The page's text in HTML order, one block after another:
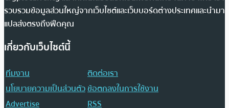
รวบรวมข้อมูลส่วนใหญ่จากเว็บไซต์และเว็บบอร์ดต่างประเทศและนำมา
แปลส่งตรงถึงฟีดคุณ
เกี่ยวกับเว็บไซต์นี้
ทีมงาน
ติดต่อเรา
นโยบายความเป็นส่วนตัวข้อตกลงในการใช้งาน
Advertise
RSS